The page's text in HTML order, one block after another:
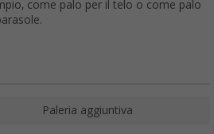
come palo per il telo o come palo
Paleria aggiuntiva